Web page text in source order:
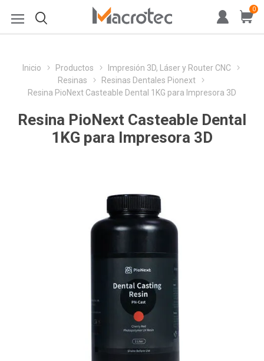
0
Inicio Productos
Impresión 3D, Láser y Router CNC
Resinas
Resinas Dentales Pionext
Resina PioNext Casteable Dental 1KG para Impresora 3D
Resina PioNext Casteable Dental
1KG para Impresora 3D